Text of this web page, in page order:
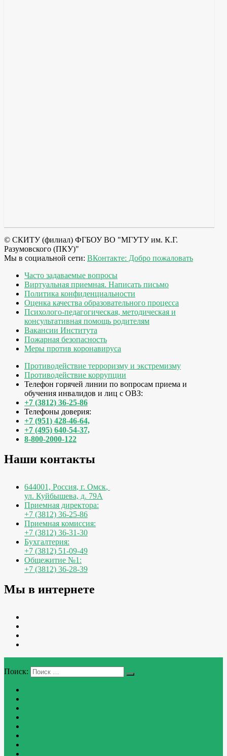
© СКИТУ (филиал) ФГБОУ ВО "МГУТУ им. К.Г.
Разумовского (ПКУ)"
Мы в социальной сети: ВКонтакте: Добро пожаловать
Часто задаваемые вопросы
Виртуальная приемная. Написать письмо
Политика конфиденциальности
Оценка качества образовательного процесса
Психолого-педагогическая, методическая и
консультативная помощь родителям
Вакансии Института
Пожарная безопасность
Меры против коронавируса
Противодействие терроризму и экстремизму
Противодействие коррупции
Телефон горячей линии по вопросам приема и
обучения инвалидов и лиц с ОВЗ:
+7 (3812) 36-25-86
Телефоны доверия:
+7 (951) 428-46-64,
+7 (495) 640-54-37,
8-800-2000-122
Наши контакты
644001, Россия, г. Омск,
ул. Куйбышева, д. 79А
Приемная директора:
+7 (3812) 36-25-86
Приемная комиссия:
+7 (3812) 36-31-30
Бухгалтерия:
+7 (3812) 51-09-49
Общежитие №1:
+7 (3812) 36-28-39
Мы в интернете
Поиск: